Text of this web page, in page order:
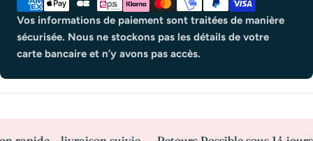
paiement
Vos informations de paiement sont traitées de manière
sécurisée. Nous ne stockons pas les détails de votre
carte bancaire et n’y avons pas accès.